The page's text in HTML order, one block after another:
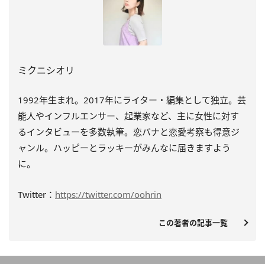
ミクニシオリ
1992年生まれ。2017年にライター・編集として独立。芸
能人やインフルエンサー、起業家など、主に女性に対す
るインタビューを多数執筆。恋バナと恋愛考察も得意ジ
ャンル。ハッピーとラッキーがみんなに届きますよう
に。
Twitter： https://twitter.com/oohrin
この著者の記事一覧